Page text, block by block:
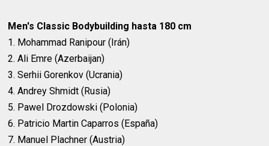
Men's Classic Bodybuilding hasta 180 cm
1. Mohammad Ranipour (Irán)
2. Ali Emre (Azerbaijan)
3. Serhii Gorenkov (Ucrania)
4. Andrey Shmidt (Rusia)
5. Pawel Drozdowski (Polonia)
6. Patricio Martin Caparros (España)
7. Manuel Plachner (Austria)